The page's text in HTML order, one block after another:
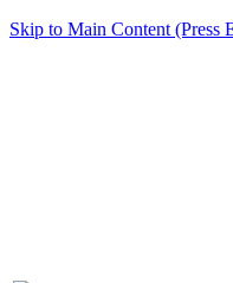
Skip to Main Content (Press